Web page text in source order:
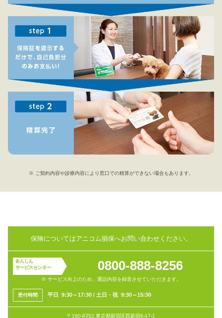
※ ご契約内容や診療内容により窓口での精算ができない場合もあります。
保険についてはアニコム損保へお問い合わせください。
あんしん
サービスセンター
0800-888-8256
※ サービス向上のため、通話内容を録音させていただきます。
受付時間 平日 9:30～17:30/ 土日・祝 9:30～15:30
〒160-8352 東京都新宿区西新宿8-17-1